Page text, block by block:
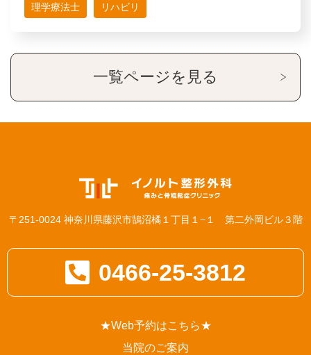
理学療法士 リハビリ
一覧ページを見る
〒251-0024 神奈川県藤沢市鵠沼橘１丁目１−１ 第二外岡ビル３階
0466-25-3812
★Web予約はこちら★
当院のご案内